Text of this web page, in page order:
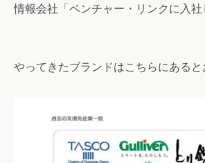
情報会社「ベンチャー・リンクに入社
やってきたブランドはこちらにあると